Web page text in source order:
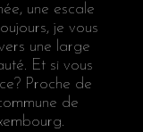
une escale
je vous
une large
Et si vous
Proche de
de